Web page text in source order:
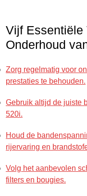
Vijf Essentiële
Onderhoud
Zorg regelmatig voor
prestaties te behouden.
Gebruik altijd de juiste
520i.
Houd de
rijervaring en
Volg het aanbevolen
filters en bougies.